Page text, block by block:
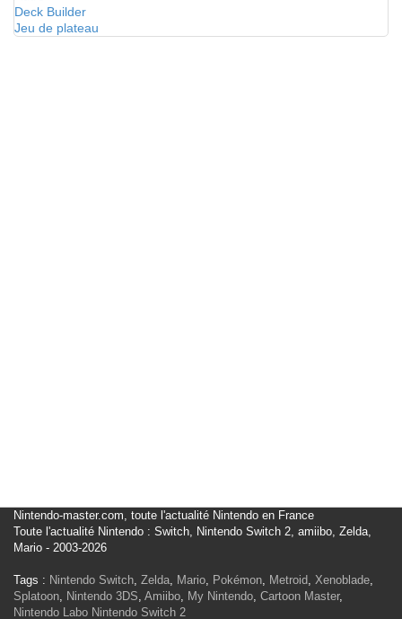
Deck Builder
Jeu de plateau
Nintendo-master.com, toute l'actualité Nintendo en France
Toute l'actualité Nintendo : Switch, Nintendo Switch 2, amiibo, Zelda,
Mario - 2003-2026
Tags : Nintendo Switch, Zelda, Mario, Pokémon, Metroid, Xenoblade,
Splatoon, Nintendo 3DS, Amiibo, My Nintendo, Cartoon Master,
Nintendo Labo Nintendo Switch 2